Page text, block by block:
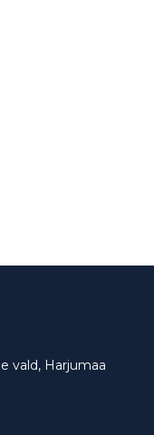
vald, Harjumaa